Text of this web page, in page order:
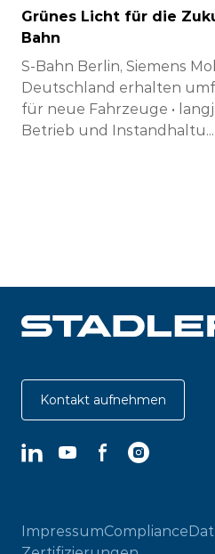
Grünes Licht für die
Bahn
S-Bahn Berlin, Siemens
Deutschland erhalten
für neue Fahrzeuge •
Betrieb und Instandhaltu...
Kontakt aufnehmen
LinkedInYouTubeFacebookInstagram
ImpressumCompliance